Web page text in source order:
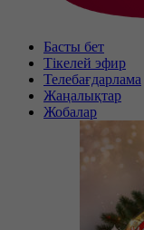
Басты бет
Тікелей эфир
Телебағдарлама
Жаңалықтар
Жобалар